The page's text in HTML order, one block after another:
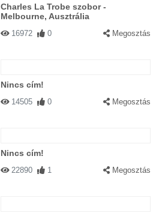
Charles La Trobe szobor -
Melbourne, Ausztrália
16972 0 Megosztás
Nincs cím!
14505 0 Megosztás
Nincs cím!
22890 1 Megosztás